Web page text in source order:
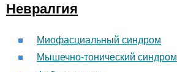
Невралгия
Миофасциальный синдром
Мышечно-тонический синдром